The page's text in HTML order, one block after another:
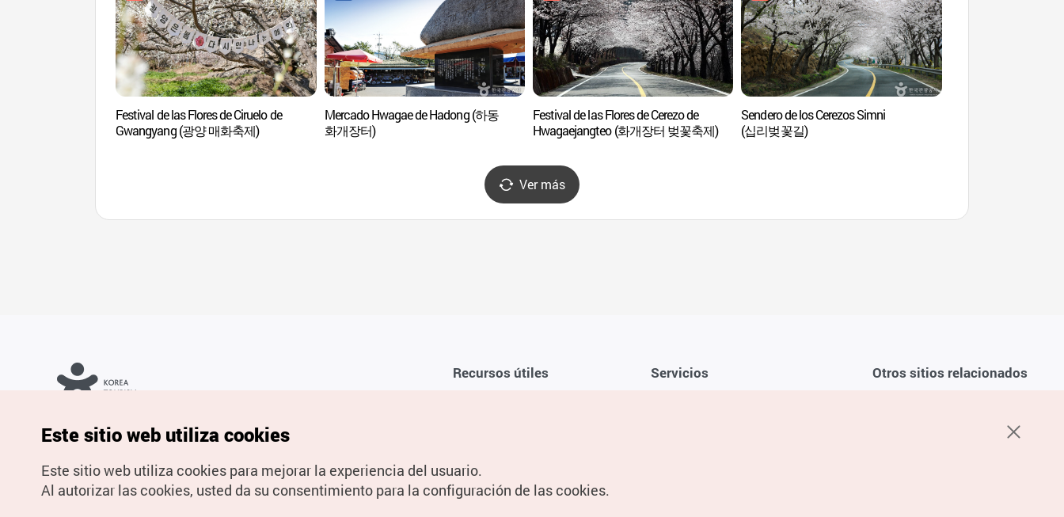
Festival de las Flores de Ciruelo de
Gwangyang (광양 매화축제)
Mercado Hwagae de Hadong (하동
화개장터)
Festival de las Flores de Cerezo de
Hwagaejangteo (화개장터 벚꽃축제)
Sendero de los Cerezos Simni
(십리벚꽃길)
Ver más
Recursos útiles
Guías digitales
Servicios Otros sitios relacionados
derechos reservados.
Para informes de errores y cuestiones relacionadas con el sitio
spanish@knto.or.kr
Este sitio web utiliza cookies
Este sitio web utiliza cookies para mejorar la experiencia del usuario.
Al autorizar las cookies, usted da su consentimiento para la configuración de las cookies.